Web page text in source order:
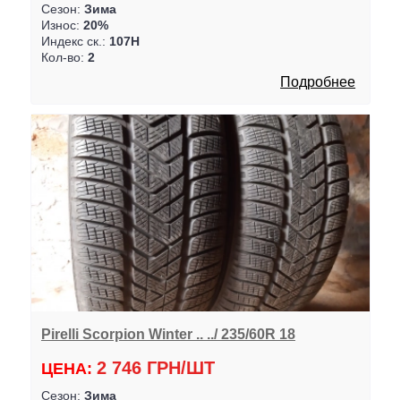
Сезон: Зима
Износ: 20%
Индекс ск.: 107H
Кол-во: 2
Подробнее
Pirelli Scorpion Winter .. ../ 235/60R 18
ЦЕНА: 2 746 ГРН/ШТ
Сезон: Зима